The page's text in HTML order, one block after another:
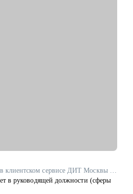
Руководитель проектов в клиентском сервисе ДИТ Москвы / ex-VentraGO, Билайн
в руководящей должности (сферы